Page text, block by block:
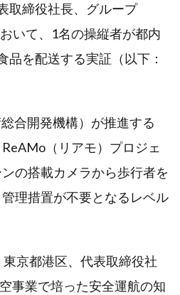
取締役社長、グループ
いて、1名の操縦者が都内
を配送する実証（以下：
合開発機構）が推進する
（リアモ）プロジェ
の搭載カメラから歩行者を
理措置が不要となるレベル
京都港区、代表取締役社
事業で培った安全運航の知